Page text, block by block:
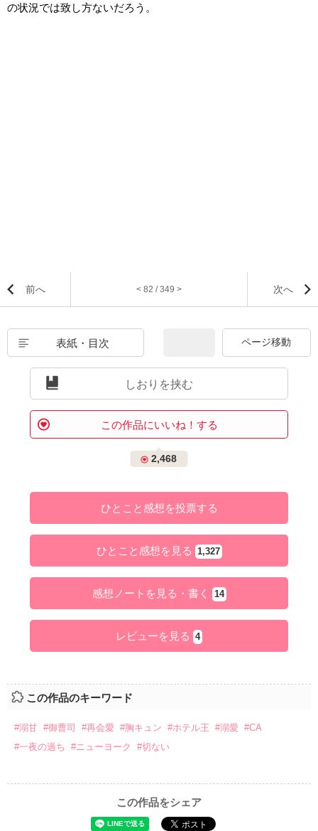
の状況では致し方ないだろう。
前へ < 82 / 349 > 次へ
表紙・目次
しおりを挟む
この作品にいいね！する
2,468
ひとこと感想を投票する
ひとこと感想を見る 1,327
感想ノートを見る・書く 14
レビューを見る 4
この作品のキーワード
#溺甘 #御曹司 #再会愛 #胸キュン #ホテル王 #溺愛 #CA
#一夜の過ち #ニューヨーク #切ない
この作品をシェア